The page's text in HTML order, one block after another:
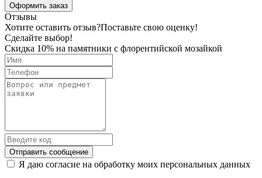
Оформить заказ
Отзывы
Хотите оставить отзыв?Поставьте свою оценку!
Сделайте выбор!
Скидка 10% на памятники с флорентийской мозайкой
Отправить сообщение
Я даю согласие на обработку моих персональных данных